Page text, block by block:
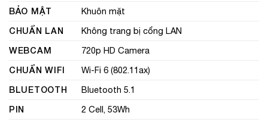
BẢO MẬT
Khuôn mặt
CHUẨN LAN
Không trang bị cổng LAN
WEBCAM
720p HD Camera
CHUẨN WIFI
Wi-Fi 6 (802.11ax)
BLUETOOTH
Bluetooth 5.1
PIN
2 Cell, 53Wh